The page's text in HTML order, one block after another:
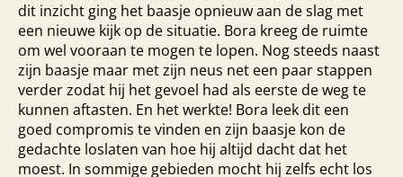
dit inzicht ging het baasje opnieuw aan de slag met
een nieuwe kijk op de situatie. Bora kreeg de ruimte
om wel vooraan te mogen te lopen. Nog steeds naast
zijn baasje maar met zijn neus net een paar stappen
verder zodat hij het gevoel had als eerste de weg te
kunnen aftasten. En het werkte! Bora leek dit een
goed compromis te vinden en zijn baasje kon de
gedachte loslaten van hoe hij altijd dacht dat het
moest. In sommige gebieden mocht hij zelfs echt los